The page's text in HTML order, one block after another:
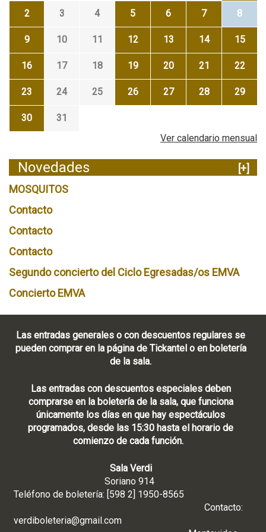
2 3 4 5 6 7 8
9 10 11 12 13 14 15
16 17 18 19 20 21 22
23 24 25 26 27 28 29
30
31
Ver calendario mensual
Novedades
[+]
MOSQUITOS
Contacto
Contacto
Contacto
Segundo concierto del Ciclo Egresadas/os EMVA
Concierto EMVA
Las entradas generales o con descuentos regulares se
pueden comprar en la página de Tickantel o en boletería
de la sala.
Las entradas con descuentos especiales deben
comprarse en la boletería de la sala, que funciona
únicamente los días en que hay espectáculos
programados, desde las 15:30 hasta el horario de
comienzo de cada función.
Sala Verdi
Soriano 914
Teléfono de boletería: [598 2] 1950-8565
Contacto:
verdiboleteria@gmail.com